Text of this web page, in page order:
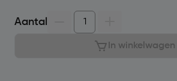
Aantal
In winkelwagen